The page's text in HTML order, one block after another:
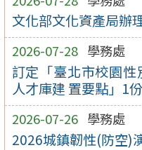
文化部文化資產局辦
2026-07-28 學務處
訂定「臺北市校園
人才庫建 置要點」1
2026-07-26 學務處
2026城鎮韌性(防空)